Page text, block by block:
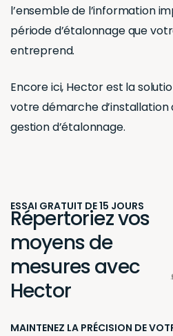
l’ensemble de l’information
période d’étalonnage que
entreprend.
Encore ici, Hector est la
votre démarche d’installation
gestion d’étalonnage.
ESSAI GRATUIT DE 15 JOURS
Répertoriez vos
moyens de
mesures avec
Hector
MAINTENEZ LA PRÉCISION DE